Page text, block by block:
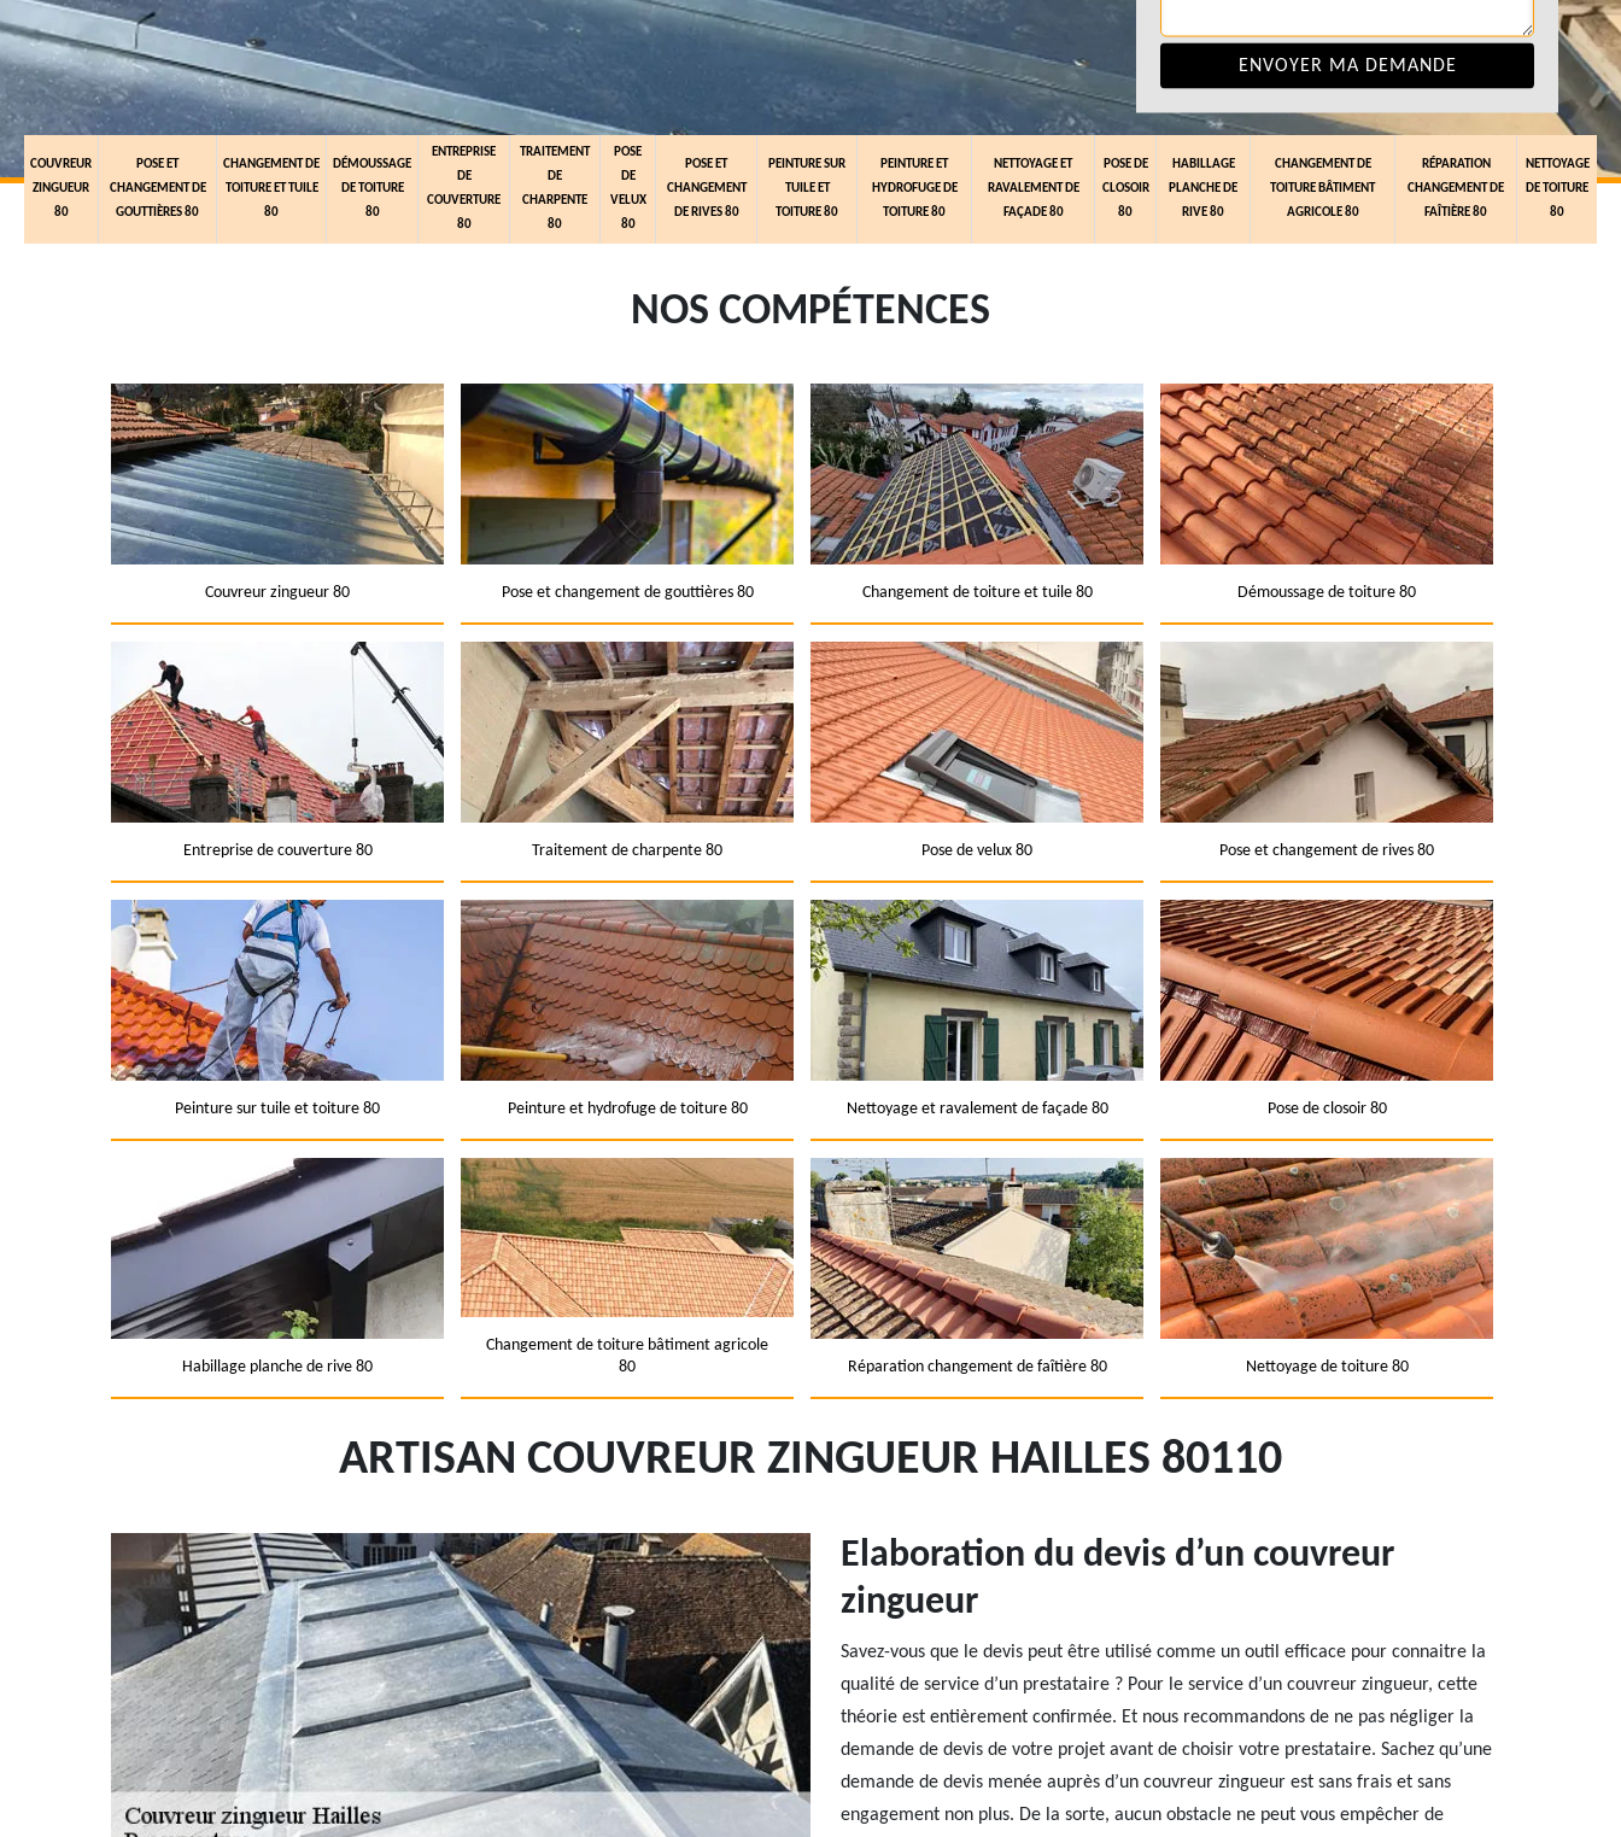
COUVREUR
ZINGUEUR
80
POSE ET
CHANGEMENT DE
GOUTTIÈRES 80
CHANGEMENT DE
TOITURE ET TUILE
80
DÉMOUSSAGE
DE TOITURE
80
ENTREPRISE
DE
COUVERTURE
80
TRAITEMENT
DE
CHARPENTE
80
POSE
DE
VELUX
80
POSE ET
CHANGEMENT
DE RIVES 80
PEINTURE SUR
TUILE ET
TOITURE 80
PEINTURE ET
HYDROFUGE DE
TOITURE 80
NETTOYAGE ET
RAVALEMENT DE
FAÇADE 80
POSE DE
CLOSOIR
80
HABILLAGE
PLANCHE DE
RIVE 80
CHANGEMENT DE
TOITURE BÂTIMENT
AGRICOLE 80
RÉPARATION
CHANGEMENT DE
FAÎTIÈRE 80
NETTOYAGE
DE TOITURE
80
NOS COMPÉTENCES
Couvreur zingueur 80 Pose et changement de gouttières 80 Changement de toiture et tuile 80 Démoussage de toiture 80
Entreprise de couverture 80 Traitement de charpente 80 Pose de velux 80 Pose et changement de rives 80
Peinture sur tuile et toiture 80 Peinture et hydrofuge de toiture 80 Nettoyage et ravalement de façade 80 Pose de closoir 80
Habillage planche de rive 80
Changement de toiture bâtiment agricole
80
Réparation changement de faîtière 80 Nettoyage de toiture 80
ARTISAN COUVREUR ZINGUEUR HAILLES 80110
Elaboration du devis d’un couvreur
zingueur
Savez-vous que le devis peut être utilisé comme un outil efficace pour connaitre la
qualité de service d’un prestataire ? Pour le service d’un couvreur zingueur, cette
théorie est entièrement confirmée. Et nous recommandons de ne pas négliger la
demande de devis de votre projet avant de choisir votre prestataire. Sachez qu’une
demande de devis menée auprès d’un couvreur zingueur est sans frais et sans
engagement non plus. De la sorte, aucun obstacle ne peut vous empêcher de